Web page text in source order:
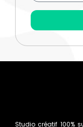
Studio créatif 100%